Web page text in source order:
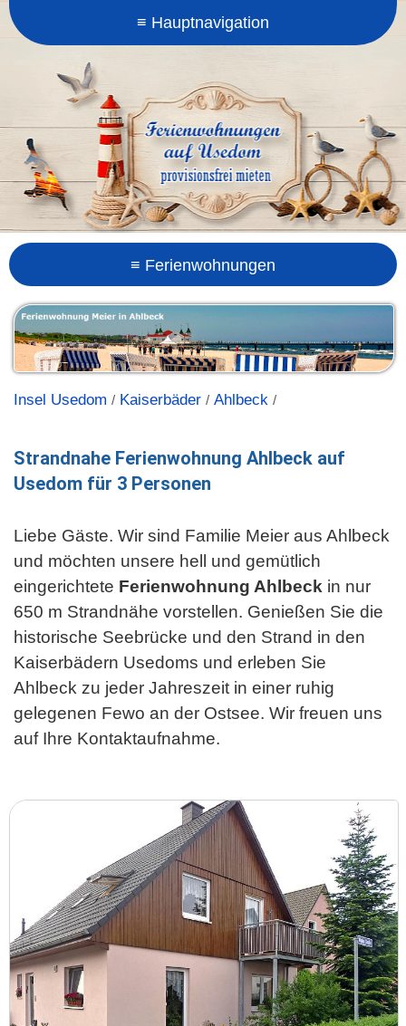
Insel Usedom / Kaiserbäder / Ahlbeck /
Strandnahe Ferienwohnung Ahlbeck auf
Usedom für 3 Personen
Liebe Gäste. Wir sind Familie Meier aus Ahlbeck
und möchten unsere hell und gemütlich
eingerichtete Ferienwohnung Ahlbeck in nur
650 m Strandnähe vorstellen. Genießen Sie die
historische Seebrücke und den Strand in den
Kaiserbädern Usedoms und erleben Sie
Ahlbeck zu jeder Jahreszeit in einer ruhig
gelegenen Fewo an der Ostsee. Wir freuen uns
auf Ihre Kontaktaufnahme.